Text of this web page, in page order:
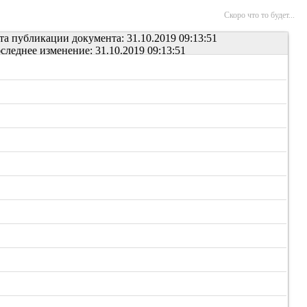
Скоро что то будет...
публикации документа: 31.10.2019 09:13:51
изменение: 31.10.2019 09:13:51